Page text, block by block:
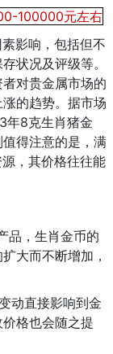
100000元左右
影响，包括但不
状况及评级等。
对贵金属市场的
的趋势。据市场
年8克生肖猪金
得注意的是，满
，其价格往往能
品，生肖金币的
大而不断增加，
动直接影响到金
格也会随之提